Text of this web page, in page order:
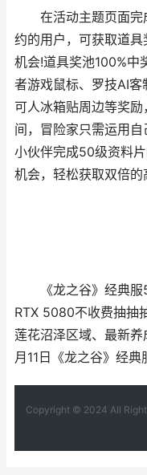
在活动主题页面完
约的用户，可获取道
机会!道具奖池100%中
者游戏鼠标、罗技AI
可人冰箱贴周边等奖
间，冒险家只需运用
小伙伴完成50级资料
机会，轻松获取双倍的
《龙之谷》经典服
RTX 5080不收费抽抽
莲花沼泽区域、最新
月11日《龙之谷》经典
Copyright © 2024 All